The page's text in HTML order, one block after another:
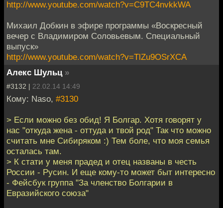
http://www.youtube.com/watch?v=C9TC4nvkkWA
Михаил Добкин в эфире программы «Воскресный
вечер с Владимиром Соловьевым. Специальный
выпуск»
http://www.youtube.com/watch?v=TlZu9OSrXCA
Алекс Шульц »
#3132 | 22.02.14 14:49
Кому: Naso, #3130
> Если можно без обид! Я Болгар. Хотя говорят у
нас "откуда жена - оттуда и твой род" Так что можно
считать мне Сибиряком :) Тем боле, что моя семья
осталась там.
> К стати у меня прадед и отец названы в честь
России - Русин. И еще кому-то может быт интересно
- Фейсбук группа "За членство Болгарии в
Евразийского союза"